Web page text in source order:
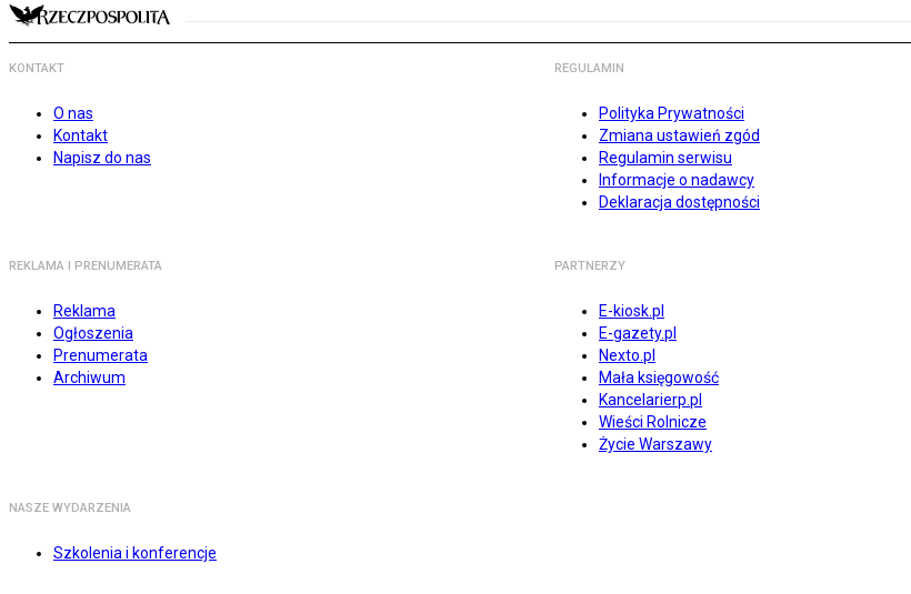
KONTAKT
O nas
Kontakt
Napisz do nas
REGULAMIN
Polityka Prywatności
Zmiana ustawień zgód
Regulamin serwisu
Informacje o nadawcy
Deklaracja dostępności
REKLAMA I PRENUMERATA
Reklama
Ogłoszenia
Prenumerata
Archiwum
PARTNERZY
E-kiosk.pl
E-gazety.pl
Nexto.pl
Mała księgowość
Kancelarierp.pl
Wieści Rolnicze
Życie Warszawy
NASZE WYDARZENIA
Szkolenia i konferencje